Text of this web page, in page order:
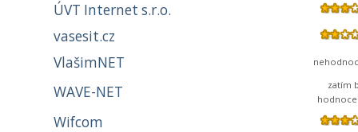
ÚVT Internet s.r.o.
vasesit.cz
VlašimNET
WAVE-NET
zatím
Wifcom